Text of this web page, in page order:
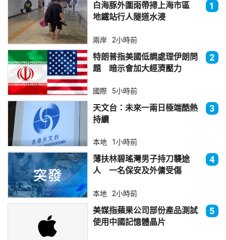
白海豚外圍雨帶掃上海市區
地鐵站行人隧道水浸
1
兩岸 2小時前
特朗普指美國低調處理伊朗問
題 暗示會加大經濟壓力
2
國際 5小時前
天文台：未來一兩日極端酷熱
持續
3
本地 1小時前
薄扶林碧瑤灣男子持刀襲途
人 一名保安及外傭受傷
4
本地 2小時前
美媒指蘋果公司部份產品測試
使用中國記憶體晶片
5